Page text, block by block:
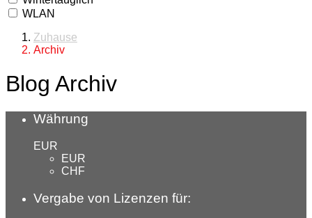
WLAN
Zuhause
Archiv
Blog Archiv
Währung
EUR
EUR
CHF
Vergabe von Lizenzen für: